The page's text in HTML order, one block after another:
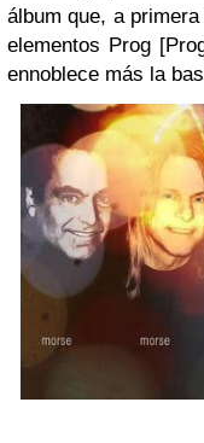
álbum que, a
elementos Prog
ennoblece más la